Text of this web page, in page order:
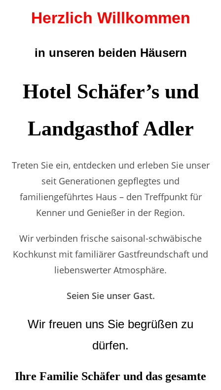
Herzlich Willkommen
in unseren beiden Häusern
Hotel Schäfer’s und
Landgasthof Adler
Treten Sie ein, entdecken und erleben Sie unser
seit Generationen gepflegtes und
familiengeführtes Haus – den Treffpunkt für
Kenner und Genießer in der Region.
Wir verbinden frische saisonal-schwäbische
Kochkunst mit familiärer Gastfreundschaft und
liebenswerter Atmosphäre.
Seien Sie unser Gast.
Wir freuen uns Sie begrüßen zu
dürfen.
Ihre Familie Schäfer und das gesamte